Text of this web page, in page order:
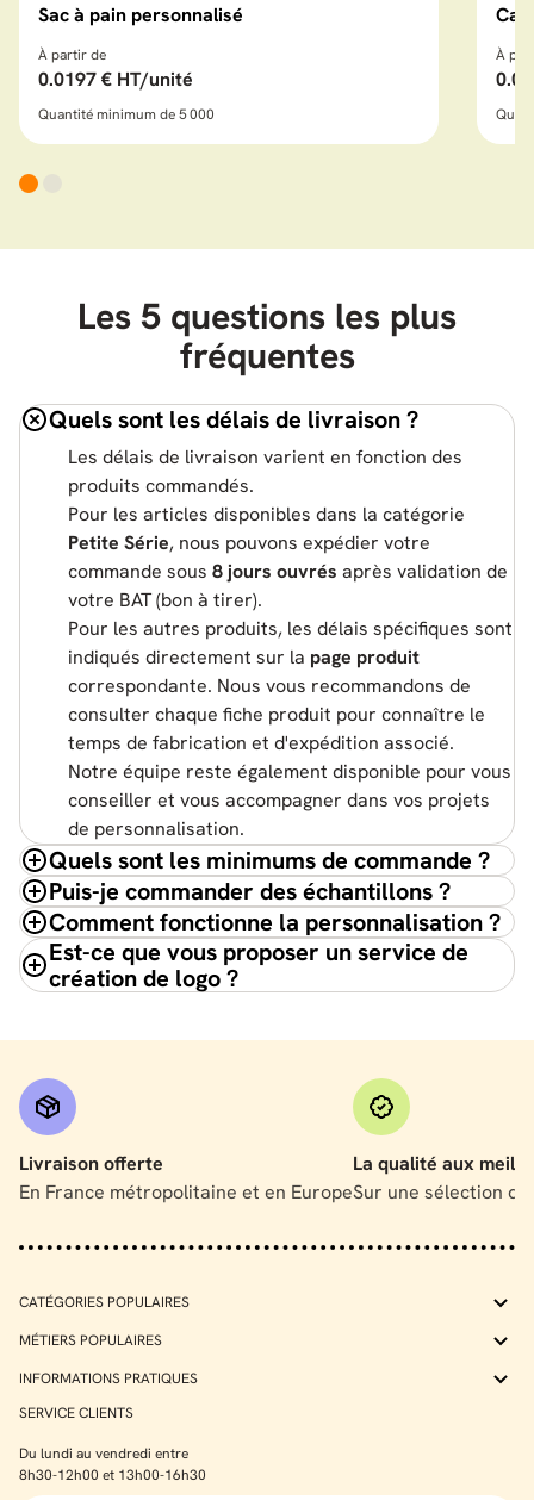
Sac à pain personnalisé
À partir de
0.0197 € HT/unité
Quantité minimum de 5 000
À
Les 5 questions les plus
fréquentes
Quels sont les délais de livraison ?
Les délais de livraison varient en fonction des
produits commandés.
Pour les articles disponibles dans la catégorie
Petite Série, nous pouvons expédier votre
commande sous 8 jours ouvrés après validation de
votre BAT (bon à tirer).
Pour les autres produits, les délais spécifiques sont
indiqués directement sur la page produit
correspondante. Nous vous recommandons de
consulter chaque fiche produit pour connaître le
temps de fabrication et d'expédition associé.
Notre équipe reste également disponible pour vous
conseiller et vous accompagner dans vos projets
de personnalisation.
Quels sont les minimums de commande ?
Puis-je commander des échantillons ?
Comment fonctionne la personnalisation ?
Est-ce que vous proposer un service de
création de logo ?
Livraison offerte
En France métropolitaine et en Europe
La qualité aux
Sur une sélection
CATÉGORIES POPULAIRES
MÉTIERS POPULAIRES
INFORMATIONS PRATIQUES
SERVICE CLIENTS
Du lundi au vendredi entre
8h30-12h00 et 13h00-16h30